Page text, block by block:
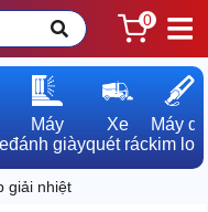
0
Máy
đánh giày
Xe
quét rác
Máy dò
kim loại
giải nhiệt